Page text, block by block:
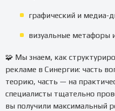
графический и медиа-
визуальные метафоры
🧩 Мы знаем, как
рекламе в Синергии: часть
теорию, часть — на
специалисты тщательно
вы получили максимальный